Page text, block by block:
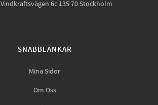
Vindkraftsvägen 6c 135 70 Stockholm
SNABBLÄNKAR
Mina Sidor
Om Oss